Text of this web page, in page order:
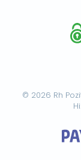
© 2026 Rh